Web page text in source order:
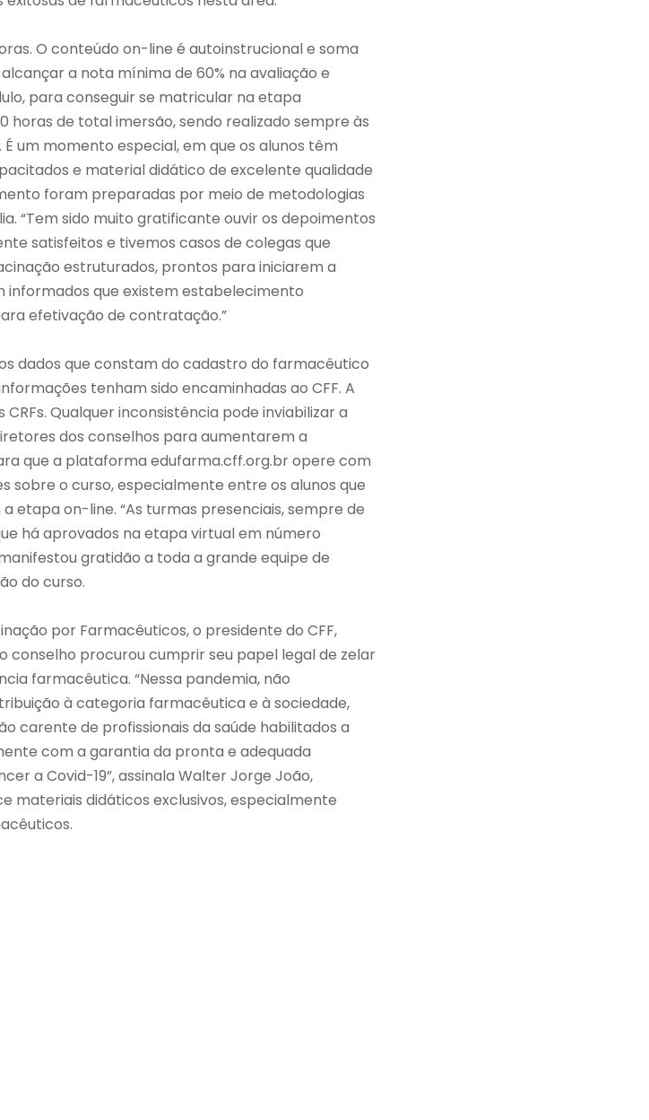
O conteúdo on-line é autoinstrucional e soma
a nota mínima de 60% na avaliação e
para conseguir se matricular na etapa
horas de total imersão, sendo realizado sempre às
um momento especial, em que os alunos têm
e material didático de excelente qualidade
foram preparadas por meio de metodologias
“Tem sido muito gratificante ouvir os depoimentos
satisfeitos e tivemos casos de colegas que
estruturados, prontos para iniciarem a
informados que existem estabelecimento
efetivação de contratação.”
dados que constam do cadastro do farmacêutico
tenham sido encaminhadas ao CFF. A
Qualquer inconsistência pode inviabilizar a
dos conselhos para aumentarem a
que a plataforma edufarma.cff.org.br opere com
sobre o curso, especialmente entre os alunos que
etapa on-line. “As turmas presenciais, sempre de
há aprovados na etapa virtual em número
gratidão a toda a grande equipe de
do curso.
por Farmacêuticos, o presidente do CFF,
conselho procurou cumprir seu papel legal de zelar
farmacêutica. “Nessa pandemia, não
à categoria farmacêutica e à sociedade,
carente de profissionais da saúde habilitados a
com a garantia da pronta e adequada
a Covid-19”, assinala Walter Jorge João,
materiais didáticos exclusivos, especialmente